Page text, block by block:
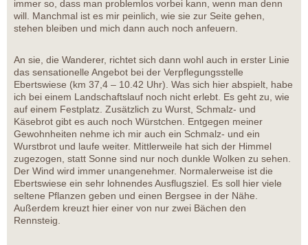
immer so, dass man problemlos vorbei kann, wenn man denn
will. Manchmal ist es mir peinlich, wie sie zur Seite gehen,
stehen bleiben und mich dann auch noch anfeuern.
An sie, die Wanderer, richtet sich dann wohl auch in erster Linie
das sensationelle Angebot bei der Verpflegungsstelle
Ebertswiese (km 37,4 – 10.42 Uhr). Was sich hier abspielt, habe
ich bei einem Landschaftslauf noch nicht erlebt. Es geht zu, wie
auf einem Festplatz. Zusätzlich zu Wurst, Schmalz- und
Käsebrot gibt es auch noch Würstchen. Entgegen meiner
Gewohnheiten nehme ich mir auch ein Schmalz- und ein
Wurstbrot und laufe weiter. Mittlerweile hat sich der Himmel
zugezogen, statt Sonne sind nur noch dunkle Wolken zu sehen.
Der Wind wird immer unangenehmer. Normalerweise ist die
Ebertswiese ein sehr lohnendes Ausflugsziel. Es soll hier viele
seltene Pflanzen geben und einen Bergsee in der Nähe.
Außerdem kreuzt hier einer von nur zwei Bächen den
Rennsteig.